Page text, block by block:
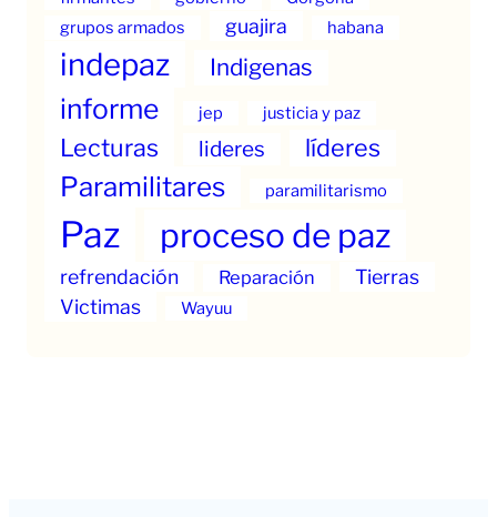
grupos armados
guajira habana
indepaz Indigenas
informe jep justicia y paz
Lecturas lideres líderes
Paramilitares paramilitarismo
Paz proceso de paz
refrendación Reparación
Tierras
Victimas
Wayuu